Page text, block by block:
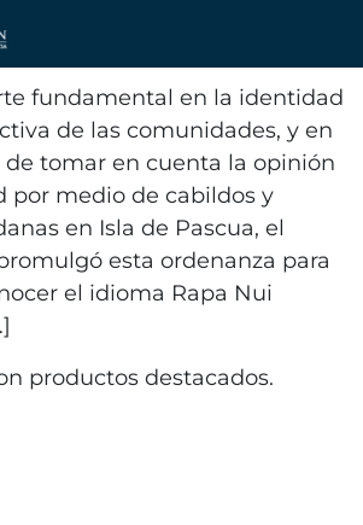
la propiedad
fundamental en la identidad
de las comunidades, y en
de tomar en cuenta la opinión
por medio de cabildos y
en Isla de Pascua, el
esta ordenanza para
el idioma Rapa Nui
productos destacados.